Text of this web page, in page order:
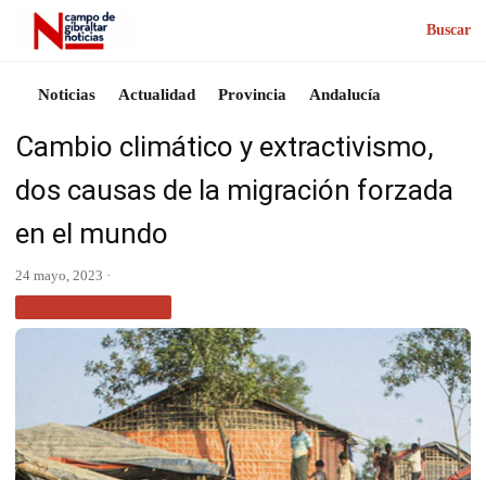
Buscar
Noticias Actualidad Provincia Andalucía
Cambio climático y extractivismo,
dos causas de la migración forzada
en el mundo
24 mayo, 2023 ·